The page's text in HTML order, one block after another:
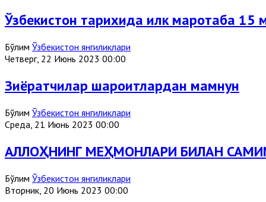
Ўзбекистон тарихида илк маротаба
Бўлим Ўзбекистон янгиликлари
Четверг, 22 Июнь 2023 00:00
Зиёратчилар шароитлардан мамнун
Бўлим Ўзбекистон янгиликлари
Среда, 21 Июнь 2023 00:00
АЛЛОҲНИНГ МЕҲМОНЛАРИ БИЛАН
Бўлим Ўзбекистон янгиликлари
Вторник, 20 Июнь 2023 00:00